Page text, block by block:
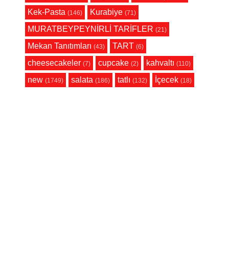
Kek-Pasta (146) Kurabiye (71)
MURATBEYPEYNİRLİ TARİFLER (21)
Mekan Tanıtımları (43) TART (6)
cheesecakeler (7) cupcake (2) kahvaltı (110)
new (1749) salata (186) tatlı (132) İçecek (18)